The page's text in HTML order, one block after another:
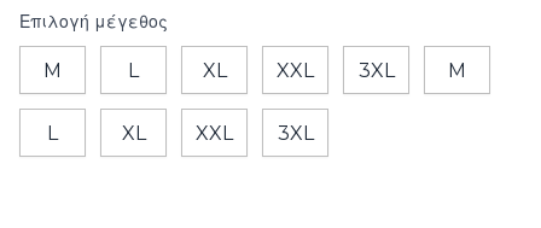
Επιλογή μέγεθος
M L XL XXL 3XL M
L XL XXL 3XL